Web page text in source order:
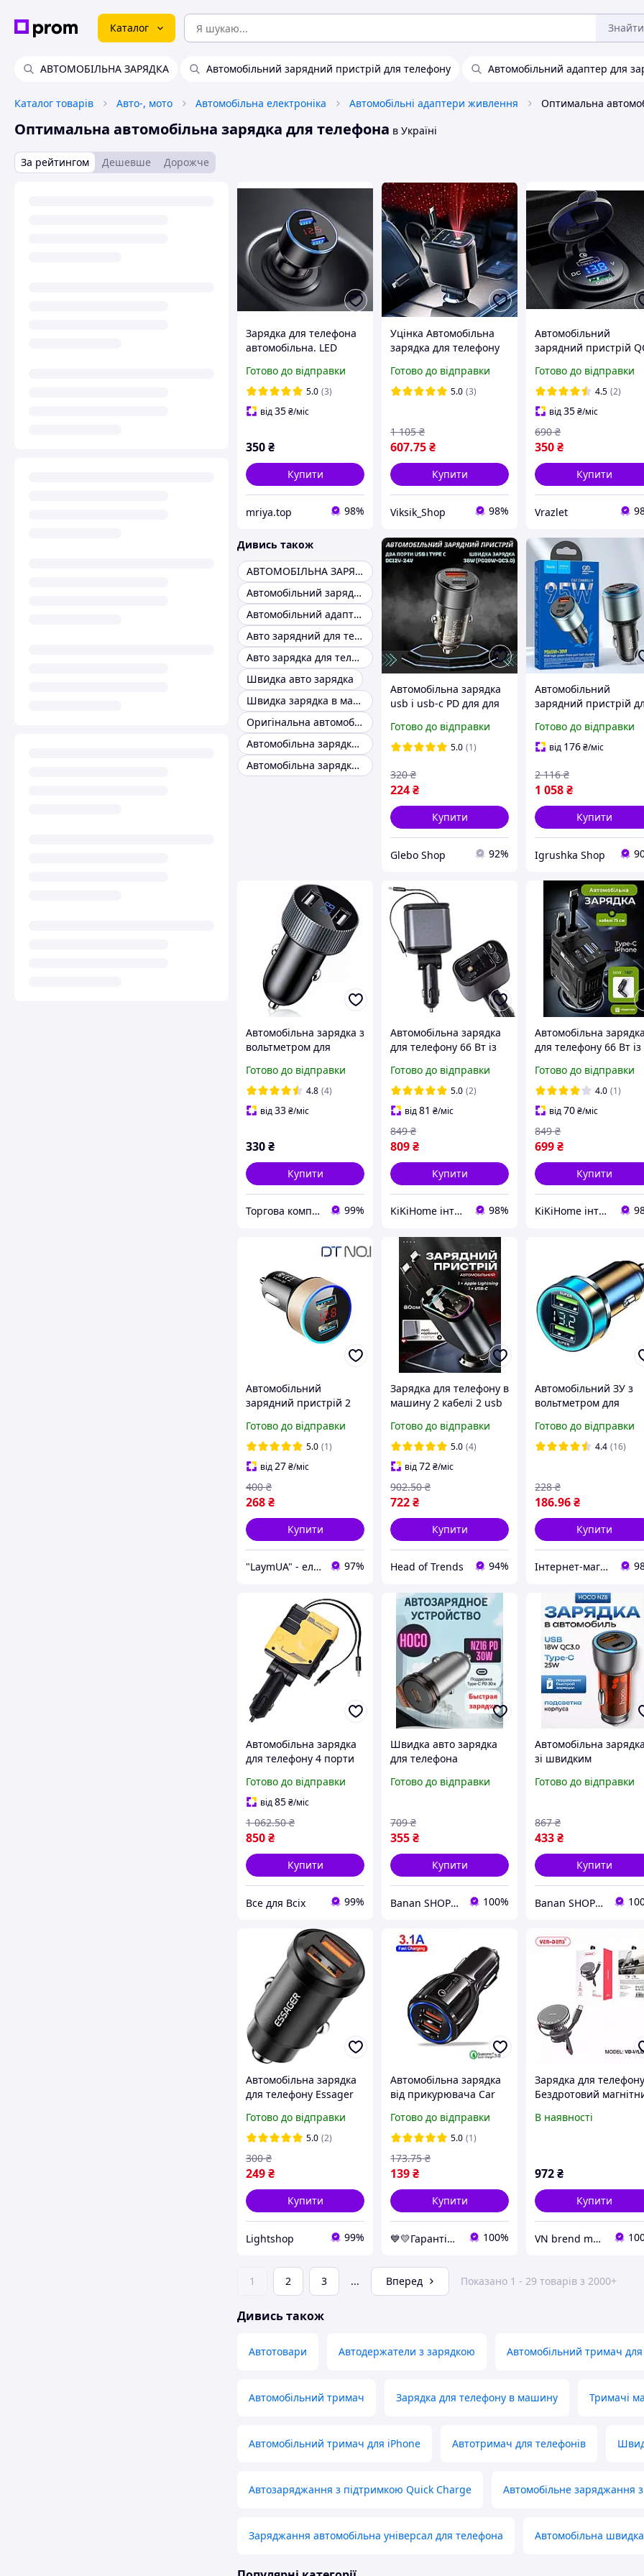
Каталог Знайти
АВТОМОБІЛЬНА ЗАРЯДКА Автомобільний зарядний пристрій для телефону Автомобільний адаптер для
Каталог товарів Авто-, мото Автомобільна електроніка Автомобільні адаптери живлення
Оптимальна автомобільна зарядка для телефона в Україні
За рейтингом Дешевше Дорожче
Зарядка для телефона
автомобільна. LED
акумулятора Вольтер.
Готово до відправки
5.0 (3)
від35₴/міс
350₴
Купити
mriya.top 98%
Уцінка Автомобільна
зарядка для телефону
висувним кабелем
USB/Type-C зарядне від
Готово до відправки
5.0 (3)
607.75₴
1 105 ₴
Купити
Viksik_Shop 98%
Автомобільний
зарядний пристрій
швидка USB-зарядка з
вольтметром для
телефону.
Готово до відправки
4.5 (2)
від35₴/міс
350₴
690 ₴
Купити
Vrazlet
Дивись також
АВТОМОБІЛЬНА ЗАРЯДКА
Автомобільний зарядний пристрій для телефону
Автомобільний адаптер для зарядки телефону
Авто зарядний для телефону
Авто зарядка для телефонів
Швидка авто зарядка
Швидка зарядка в машину
Оригінальна автомобільна зарядка для телефона
Автомобільна зарядка з підтримкою QC3.0
Автомобільна зарядка з підтримкою Type-C
Автомобільна зарядка
usb і usb-c PD для для
машину швидкий
зарядний пристрій
Готово до відправки
5.0 (1)
224₴
320 ₴
Купити
Glebo Shop 92%
Автомобільний
зарядний пристрій
вольтметром Hoco,
Зарядка для телефона
Готово до відправки
від 176₴/міс
1 058₴
2 116 ₴
Купити
Igrushka Shop
Автомобільна зарядка з
вольтметром для
прикурювач GS-
C18A1004 USB, 12W
Готово до відправки
4.8 (4)
від33₴/міс
330₴
Купити
Торгова компанія LOSSO 99%
Автомобільна зарядка
для телефону 66 Вт із
кабелем USB/Type-C
зарядне від
прикурювача
Готово до відправки
5.0 (2)
від81 ₴/міс
809₴
849 ₴
Купити
KiKiHome інтернет-магазин якісних товарів для дому 98%
Автомобільна зарядка
для телефону 66 Вт із
см та чотирма
USB/Type-C чорний
Готово до відправки
4.0 (1)
від70₴/міс
699₴
849 ₴
Купити
KiKiHome інтернет-магазин якісних товарів для дому
Автомобільний
зарядний пристрій 2
Зарядка в машину від
прикурювача для
телефону смартфона
Готово до відправки
5.0 (1)
від27₴/міс
268₴
400 ₴
Купити
"LaymUA" - електроніка від перевірених брендів! 97%
Зарядка для телефону в
машину 2 кабелі 2 usb
автомобільний
зарядний пристрій
Готово до відправки
5.0 (4)
від72₴/міс
722₴
902.50 ₴
Купити
Head of Trends 94%
Автомобільний ЗУ з
вольтметром для
швидка зарядка QC3.0
QC4.0 з
Готово до відправки
4.4 (16)
186.96₴
228 ₴
Купити
Інтернет-магазин Evgitech
Автомобільна зарядка
для телефону 4 порти
висувний кабель
швидка зарядка type c
кабель
Готово до відправки
від85₴/міс
850₴
1 062.50 ₴
Купити
Все для Всіх 99%
Швидка авто зарядка
для телефона
Hoco NZ16 30W
ват Автомобільна
зарядка 12v
Готово до відправки
355₴
709 ₴
Купити
Banan SHOP - зачохли і захисти свій телефон 100%
Автомобільна зарядка
зі швидким
авто Автомобільний
телефону Hoco NZ8
Sprinter PD43W+QC3.0
Готово до відправки
433₴
867 ₴
Купити
Banan SHOP - зачохли і захисти свій телефон
Автомобільна зарядка
для телефону Essager
Готово до відправки
5.0 (2)
249₴
300 ₴
Купити
Lightshop 99%
Автомобільна зарядка
від прикурювача Car
QC3.0 2*USB зарядний
пристрій для телефона
Готово до відправки
5.0 (1)
139₴
173.75 ₴
Купити
💙💛Гарантія хороших покупок 🎁🚚 ⤵ 100%
Зарядка для
Бездротовий
зарядний пристрій
градусів
В наявності
972₴
Купити
VN brend market
1 2 3 ... Вперед Показано 1 - 29 товарів з 2000+
Дивись також
Автотовари Автодержатели з зарядкою Автомобільний тримач
Автомобільний тримач Зарядка для телефону в машину Тримачі
Автомобільний тримач для iPhone Автотримач для телефонів
Автозаряджання з підтримкою Quick Charge Автомобільне заряджання
Заряджання автомобільна універсал для телефона Автомобільна